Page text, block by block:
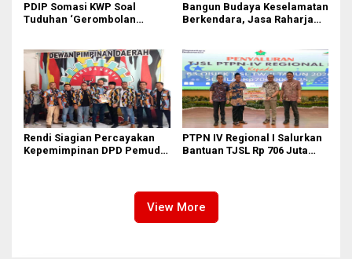
PDIP Somasi KWP Soal
Tuduhan ‘Gerombolan
Ahmad
Bangun Budaya Keselamatan
Berkendara, Jasa Raharja
Rendi Siagian Percayakan
Kepemimpinan DPD Pemuda
PTPN IV Regional I Salurkan
Bantuan TJSL Rp 706 Juta
View More